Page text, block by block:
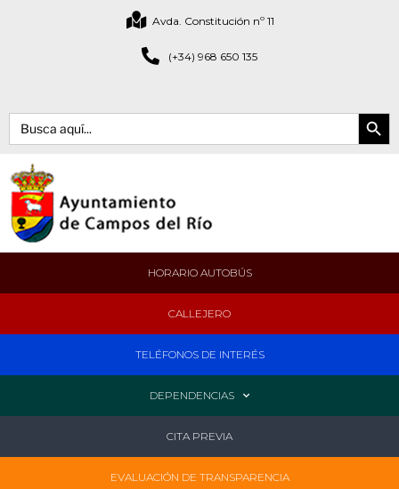
Avda. Constitución nº 11
(+34) 968 650 135
Buscar: Botón de
HORARIO AUTOBÚS
CALLEJERO
TELÉFONOS DE INTERÉS
DEPENDENCIAS
CITA PREVIA
EVALUACIÓN DE TRANSPARENCIA